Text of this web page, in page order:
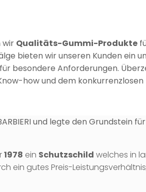
wir Qualitäts-Gummi-Produkte
bieten wir unseren Kunden ein
besondere Anforderungen.
how und dem
und legte den Grundstein
1978 ein Schutzschild welches in
ein gutes Preis-